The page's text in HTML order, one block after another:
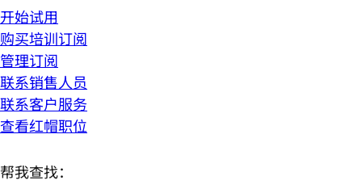
开始试用
购买培训订阅
管理订阅
联系销售人员
联系客户服务
查看红帽职位
帮我查找：